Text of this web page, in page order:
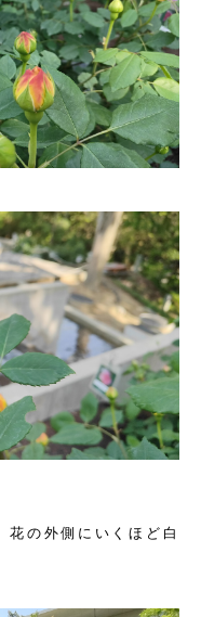
花の外側にいくほど白